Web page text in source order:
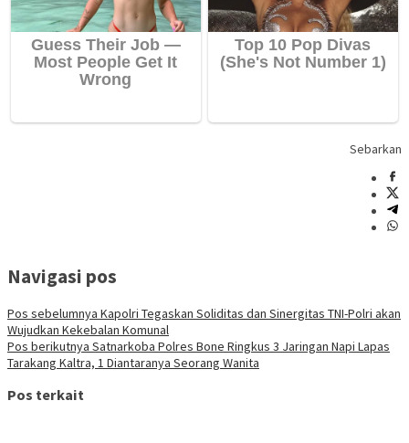
Sebarkan
Navigasi pos
Pos sebelumnya Kapolri Tegaskan Soliditas dan Sinergitas TNI-Polri akan
Wujudkan Kekebalan Komunal
Pos berikutnya Satnarkoba Polres Bone Ringkus 3 Jaringan Napi Lapas
Tarakang Kaltra, 1 Diantaranya Seorang Wanita
Pos terkait